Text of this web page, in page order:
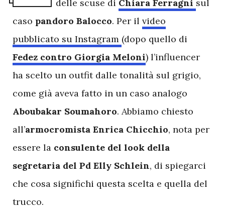
delle scuse di Chiara Ferragni sul
caso pandoro Balocco. Per il video
pubblicato su Instagram (dopo quello di
Fedez contro Giorgia Meloni) l’influencer
ha scelto un outfit dalle tonalità sul grigio,
come già aveva fatto in un caso analogo
Aboubakar Soumahoro. Abbiamo chiesto
all’armocromista Enrica Chicchio, nota per
essere la consulente del look della
segretaria del Pd Elly Schlein, di spiegarci
che cosa significhi questa scelta e quella del
trucco.